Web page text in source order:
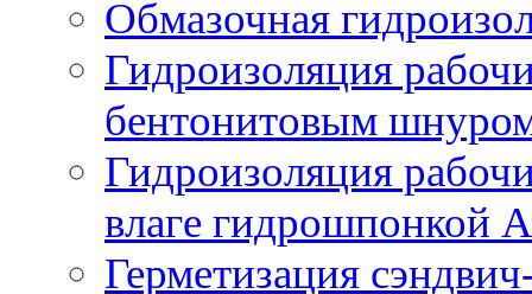
Обмазочная
Гидроизоляция
бентонитовым
Гидроизоляция
влаге гидрошпонкой
Герметизация